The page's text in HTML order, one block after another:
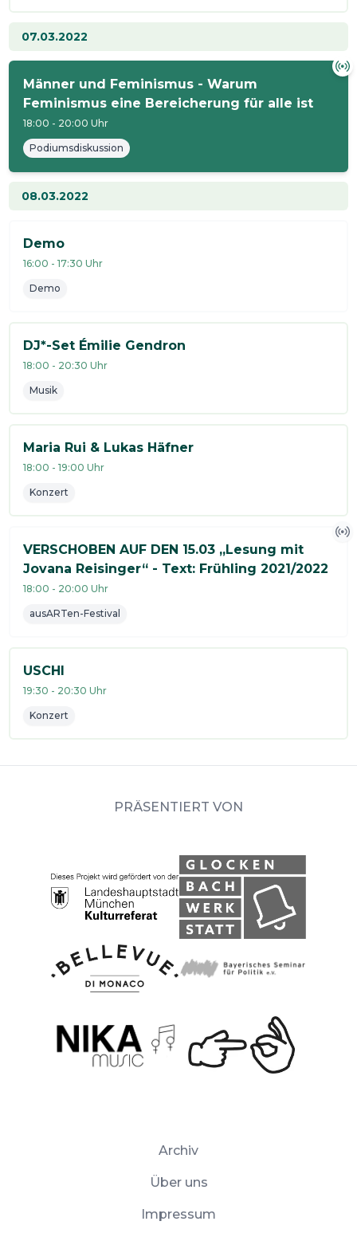
07.03.2022
Männer und Feminismus - Warum
Feminismus eine Bereicherung für alle ist
18:00 - 20:00 Uhr
Podiumsdiskussion
08.03.2022
Demo
16:00 -17:30 Uhr
Demo
DJ*-Set Émilie Gendron
18:00 - 20:30 Uhr
Musik
Maria Rui & Lukas Häfner
18:00 -19:00 Uhr
Konzert
VERSCHOBEN AUF DEN 15.03 „Lesung mit
Jovana Reisinger“ - Text: Frühling 2021/2022
18:00 - 20:00 Uhr
ausARTen-Festival
USCHI
19:30 - 20:30 Uhr
Konzert
PRÄSENTIERT VON
Archiv
Über uns
Impressum